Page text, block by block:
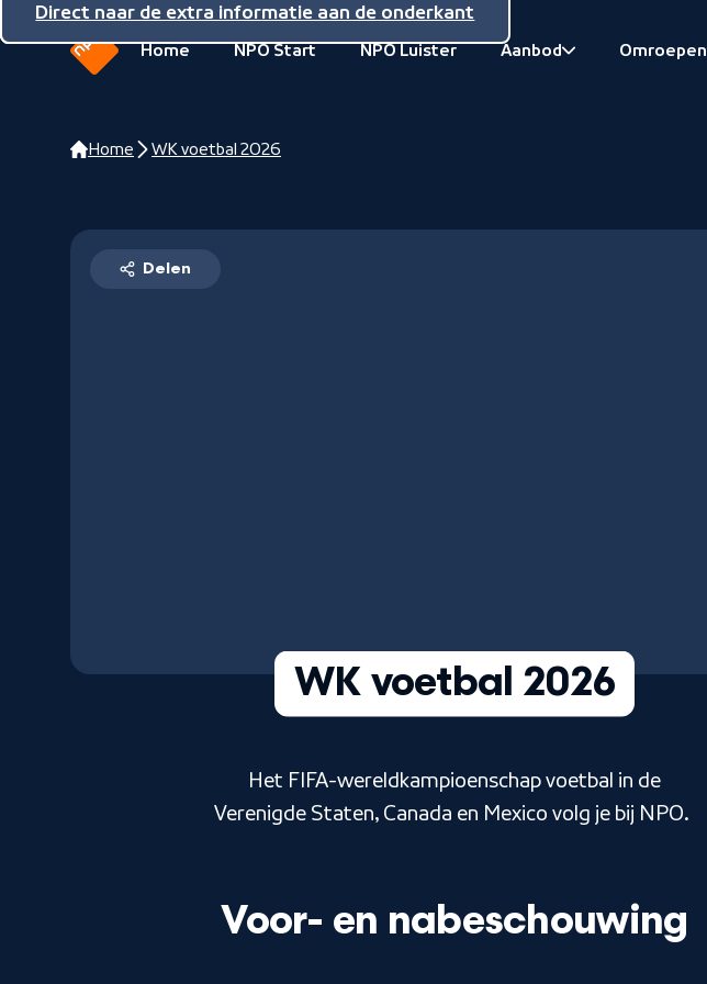
Direct naar de inhoud
Direct naar de hoofdnavigatie
Direct naar de extra informatie aan de onderkant
beginpagina
Home NPO Start NPO Luister
Aanbod
Omroepen
Home WK voetbal 2026
WK voetbal 2026
Het FIFA-wereldkampioenschap voetbal in de
Verenigde Staten, Canada en Mexico volg je bij NPO.
Delen
Voor- en nabeschouwing